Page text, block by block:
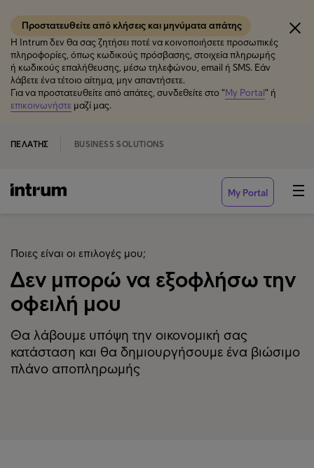
Προστατευθείτε από κλήσεις και μηνύματα απάτης
Η Intrum δεν θα σας ζητήσει ποτέ να κοινοποιήσετε προσωπικές
πληροφορίες, όπως κωδικούς πρόσβασης, στοιχεία πληρωμής
ή κωδικούς επαλήθευσης, μέσω τηλεφώνου, email ή SMS. Εάν
λάβετε ένα τέτοιο αίτημα, μην απαντήσετε.
Για να προστατευθείτε από απάτες, συνδεθείτε στο "My Portal" ή
επικοινωνήστε μαζί μας.
ΠΕΛΆΤΗΣ BUSINESS SOLUTIONS
My Portal
Ποιες είναι οι επιλογές μου;
Δεν μπορώ να εξοφλήσω την
οφειλή μου
Θα λάβουμε υπόψη την οικονομική σας
κατάσταση και θα δημιουργήσουμε ένα βιώσιμο
πλάνο αποπληρωμής